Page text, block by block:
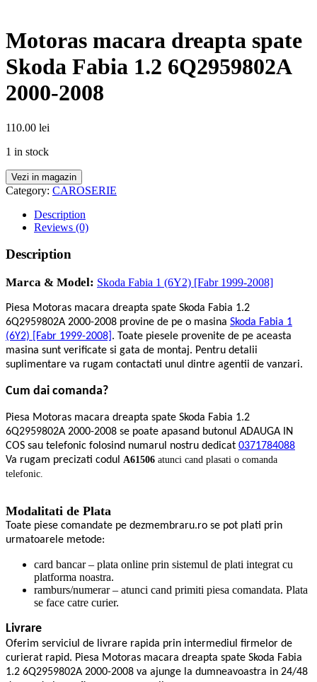
Motoras macara dreapta spate
Skoda Fabia 1.2 6Q2959802A
2000-2008
110.00 lei
1 in stock
Vezi in magazin
Category: CAROSERIE
Description
Reviews (0)
Description
Marca & Model: Skoda Fabia 1 (6Y2) [Fabr 1999-2008]
Piesa Motoras macara dreapta spate Skoda Fabia 1.2
6Q2959802A 2000-2008 provine de pe o masina Skoda Fabia 1
(6Y2) [Fabr 1999-2008] . Toate piesele provenite de pe aceasta
masina sunt verificate si gata de montaj. Pentru detalii
suplimentare va rugam contactati unul dintre agentii de vanzari.
Cum dai comanda?
Piesa Motoras macara dreapta spate Skoda Fabia 1.2
6Q2959802A 2000-2008 se poate apasand butonul ADAUGA IN
COS sau telefonic folosind numarul nostru dedicat 0371784088
Va rugam precizati codul A61506 atunci cand plasati o comanda
telefonic.
Modalitati de Plata
Toate piese comandate pe dezmembraru.ro se pot plati prin
urmatoarele metode:
card bancar – plata online prin sistemul de plati integrat cu
platforma noastra.
ramburs/numerar – atunci cand primiti piesa comandata. Plata
se face catre curier.
Livrare
Oferim serviciul de livrare rapida prin intermediul firmelor de
curierat rapid. Piesa Motoras macara dreapta spate Skoda Fabia
1.2 6Q2959802A 2000-2008 va ajunge la dumneavoastra in 24/48